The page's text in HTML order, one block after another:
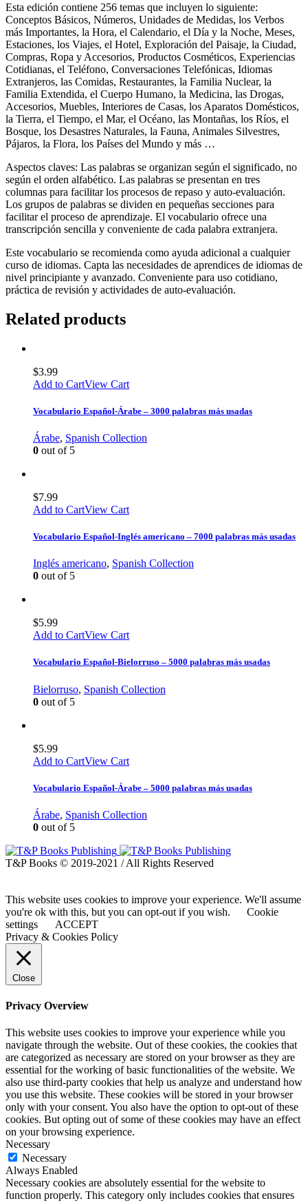
Esta edición contiene 256 temas que incluyen lo siguiente:
Conceptos Básicos, Números, Unidades de Medidas, los Verbos
más Importantes, la Hora, el Calendario, el Día y la Noche, Meses,
Estaciones, los Viajes, el Hotel, Exploración del Paisaje, la Ciudad,
Compras, Ropa y Accesorios, Productos Cosméticos, Experiencias
Cotidianas, el Teléfono, Conversaciones Telefónicas, Idiomas
Extranjeros, las Comidas, Restaurantes, la Familia Nuclear, la
Familia Extendida, el Cuerpo Humano, la Medicina, las Drogas,
Accesorios, Muebles, Interiores de Casas, los Aparatos Domésticos,
la Tierra, el Tiempo, el Mar, el Océano, las Montañas, los Ríos, el
Bosque, los Desastres Naturales, la Fauna, Animales Silvestres,
Pájaros, la Flora, los Países del Mundo y más …
Aspectos claves: Las palabras se organizan según el significado, no
según el orden alfabético. Las palabras se presentan en tres
columnas para facilitar los procesos de repaso y auto-evaluación.
Los grupos de palabras se dividen en pequeñas secciones para
facilitar el proceso de aprendizaje. El vocabulario ofrece una
transcripción sencilla y conveniente de cada palabra extranjera.
Este vocabulario se recomienda como ayuda adicional a cualquier
curso de idiomas. Capta las necesidades de aprendices de idiomas de
nivel principiante y avanzado. Conveniente para uso cotidiano,
práctica de revisión y actividades de auto-evaluación.
Related products
$3.99
Add to CartView Cart
Vocabulario Español-Árabe – 3000 palabras más usadas
Árabe, Spanish Collection
0 out of 5
$7.99
Add to CartView Cart
Vocabulario Español-Inglés americano – 7000 palabras más usadas
Inglés americano, Spanish Collection
0 out of 5
$5.99
Add to CartView Cart
Vocabulario Español-Bielorruso – 5000 palabras más usadas
Bielorruso, Spanish Collection
0 out of 5
$5.99
Add to CartView Cart
Vocabulario Español-Árabe – 5000 palabras más usadas
Árabe, Spanish Collection
0 out of 5
T&P Books © 2019-2021 / All Rights Reserved
This website uses cookies to improve your experience. We'll assume
you're ok with this, but you can opt-out if you wish.
Cookie
settings
ACCEPT
Privacy & Cookies Policy
Close
Privacy Overview
This website uses cookies to improve your experience while you
navigate through the website. Out of these cookies, the cookies that
are categorized as necessary are stored on your browser as they are
essential for the working of basic functionalities of the website. We
also use third-party cookies that help us analyze and understand how
you use this website. These cookies will be stored in your browser
only with your consent. You also have the option to opt-out of these
cookies. But opting out of some of these cookies may have an effect
on your browsing experience.
Necessary
Necessary
Always Enabled
Necessary cookies are absolutely essential for the website to
function properly. This category only includes cookies that ensures